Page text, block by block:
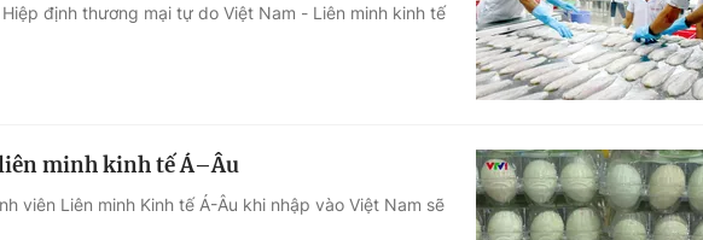
định thương mại tự do Việt Nam - Liên minh kinh tế
minh kinh tế Á–Âu
viên Liên minh Kinh tế Á-Âu khi nhập vào Việt Nam sẽ